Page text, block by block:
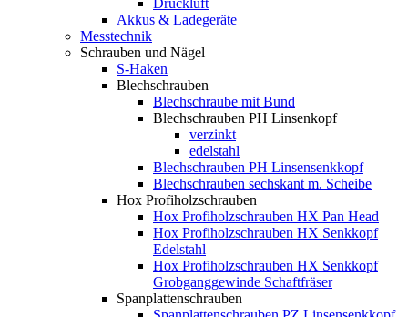
Druckluft
Akkus & Ladegeräte
Messtechnik
Schrauben und Nägel
S-Haken
Blechschrauben
Blechschraube mit Bund
Blechschrauben PH Linsenkopf
verzinkt
edelstahl
Blechschrauben PH Linsensenkkopf
Blechschrauben sechskant m. Scheibe
Hox Profiholzschrauben
Hox Profiholzschrauben HX Pan Head
Hox Profiholzschrauben HX Senkkopf
Edelstahl
Hox Profiholzschrauben HX Senkkopf
Grobganggewinde Schaftfräser
Spanplattenschrauben